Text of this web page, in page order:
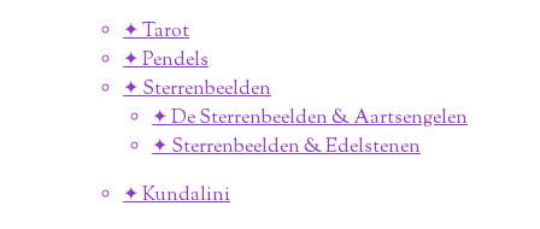
✦ Tarot
✦ Pendels
✦ Sterrenbeelden
✦ De Sterrenbeelden & Aartsengelen
✦ Sterrenbeelden & Edelstenen
✦ Kundalini